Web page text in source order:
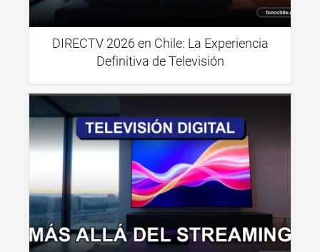
DIRECTV 2026 en Chile: La Experiencia
Definitiva de Televisión